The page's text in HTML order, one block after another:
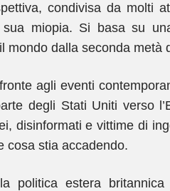
condivisa da molti
sua miopia. Si basa su
mondo dalla seconda metà
agli eventi
degli Stati Uniti verso
disinformati e vittime di
cosa stia accadendo.
politica estera